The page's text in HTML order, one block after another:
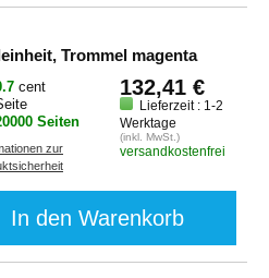
Trommel magenta
cent
Seiten
zur
132,41 €
Lieferzeit : 1-2
Werktage
(inkl. MwSt.)
versandkostenfrei
In den Warenkorb